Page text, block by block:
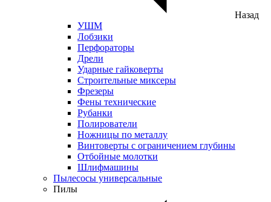
Назад
УШМ
Лобзики
Перфораторы
Дрели
Ударные гайковерты
Строительные миксеры
Фрезеры
Фены технические
Рубанки
Полирователи
Ножницы по металлу
Винтоверты с ограничением глубины
Отбойные молотки
Шлифмашины
Пылесосы универсальные
Пилы